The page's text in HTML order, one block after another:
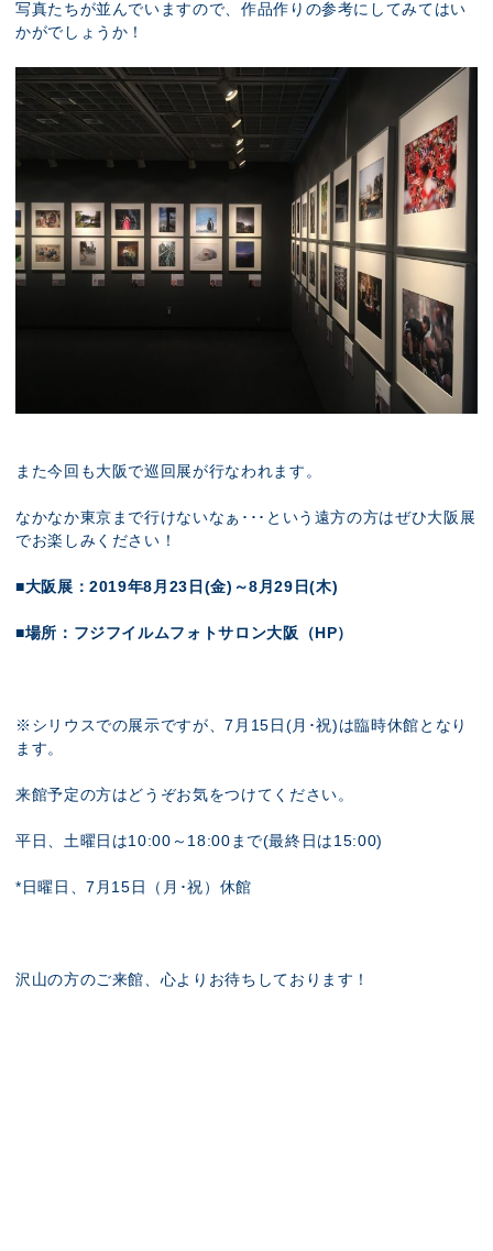
写真たちが並んでいますので、作品作りの参考にしてみてはい
かがでしょうか！
また今回も大阪で巡回展が行なわれます。
なかなか東京まで行けないなぁ･･･という遠方の方はぜひ大阪展
でお楽しみください！
■大阪展：2019年8月23日(金)～8月29日(木)
■場所：フジフイルムフォトサロン大阪（HP）
※シリウスでの展示ですが、7月15日(月･祝)は臨時休館となり
ます。
来館予定の方はどうぞお気をつけてください。
平日、土曜日は10:00～18:00まで(最終日は15:00)
*日曜日、7月15日（月･祝）休館
沢山の方のご来館、心よりお待ちしております！